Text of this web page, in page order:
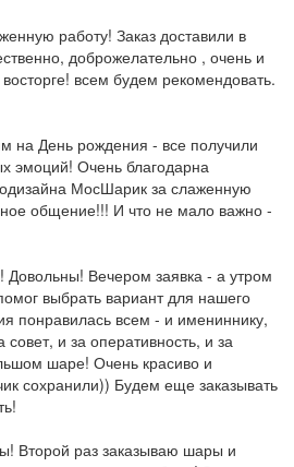
работу! Заказ доставили в
доброжелательно , очень и
всем будем рекомендовать.
на День рождения - все получили
эмоций! Очень благодарна
МосШарик за слаженную
общение!!! И что не мало важно -
Вечером заявка - а утром
выбрать вариант для нашего
понравилась всем - и имениннику,
и за оперативность, и за
шаре! Очень красиво и
сохранили)) Будем еще заказывать
Второй раз заказываю шары и